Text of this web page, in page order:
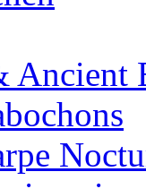
Ancient